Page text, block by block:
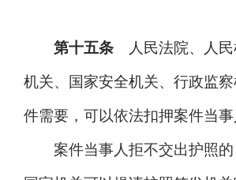
第十五条 人民法院、人民
机关、国家安全机关、行政监
件需要，可以依法扣押案件当事
案件当事人拒不交出护照的